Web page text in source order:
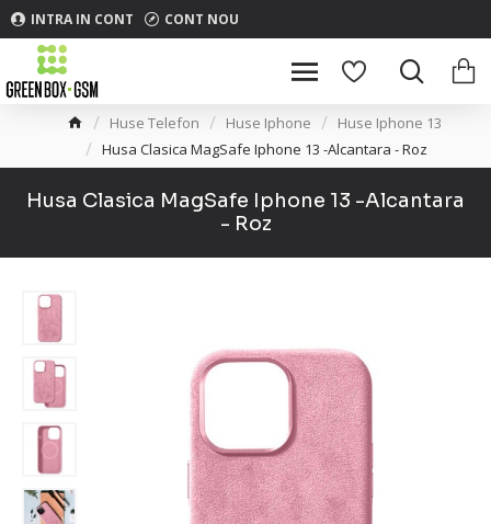
INTRA IN CONT CONT NOU
Huse Telefon Huse Iphone
Huse Iphone 13
Husa Clasica MagSafe Iphone 13 -Alcantara - Roz
Husa Clasica MagSafe Iphone 13 -Alcantara
- Roz